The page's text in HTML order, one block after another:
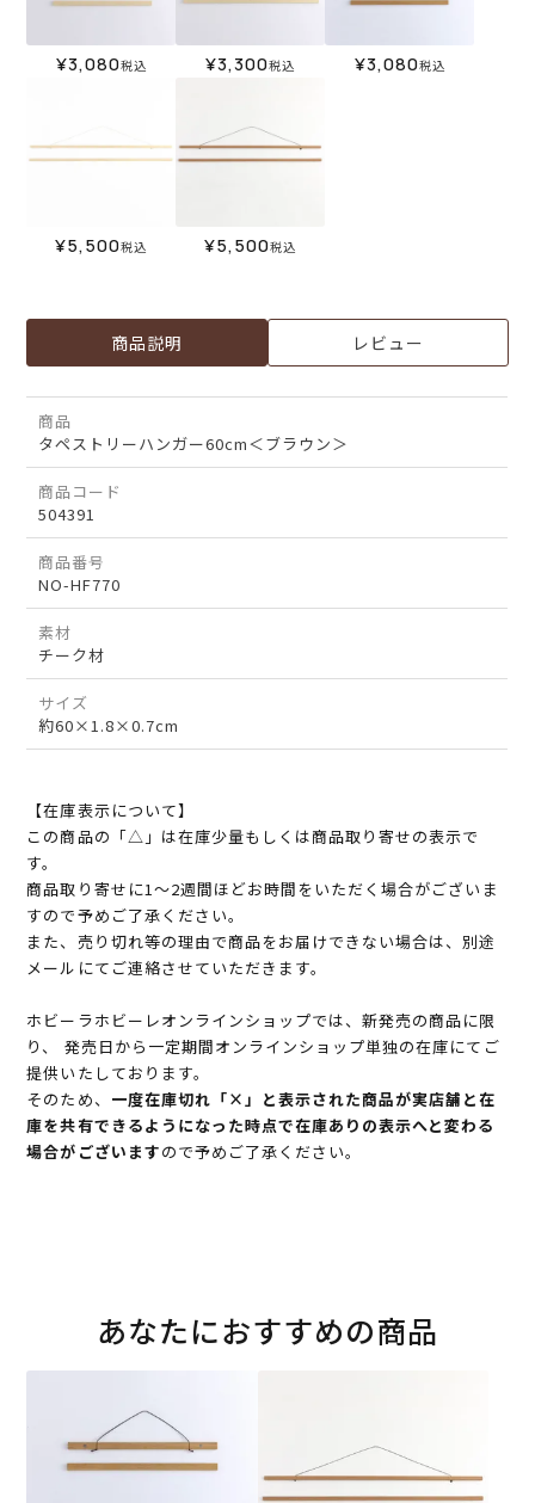
¥3,080税込 ¥3,300税込 ¥3,080税込
¥5,500税込 ¥5,500税込
商品説明 レビュー
商品
タペストリーハンガー60cm＜ブラウン＞
商品コード
504391
商品番号
NO-HF770
素材
チーク材
サイズ
約60×1.8×0.7cm
【在庫表示について】
この商品の「△」は在庫少量もしくは商品取り寄せの表示で
す。
商品取り寄せに1～2週間ほどお時間をいただく場合がございま
すので予めご了承ください。
また、売り切れ等の理由で商品をお届けできない場合は、別途
メールにてご連絡させていただきます。
ホビーラホビーレオンラインショップでは、新発売の商品に限
り、 発売日から一定期間オンラインショップ単独の在庫にてご
提供いたしております。
そのため、 一度在庫切れ「×」と表示された商品が実店舗と在
庫を共有できるようになった時点で在庫ありの表示へと変わる
場合がございますので予めご了承ください。
あなたにおすすめの商品